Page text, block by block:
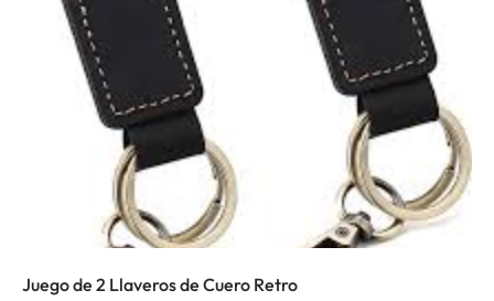
Juego de 2 Llaveros de Cuero Retro